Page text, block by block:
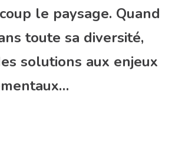
le paysage. Quand
toute sa diversité,
solutions aux enjeux